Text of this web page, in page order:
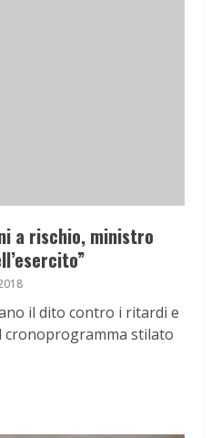
a rischio, ministro
il dito contro i ritardi e
cronoprogramma stilato